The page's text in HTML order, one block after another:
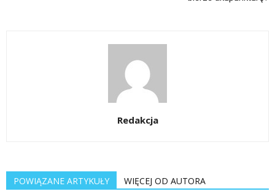
Redakcja
POWIĄZANE ARTYKUŁY WIĘCEJ OD AUTORA